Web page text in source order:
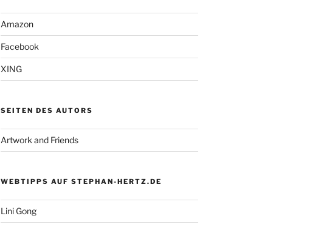
Amazon
Facebook
XING
SEITEN DES AUTORS
Artwork and Friends
WEBTIPPS AUF STEPHAN-HERTZ.DE
Lini Gong